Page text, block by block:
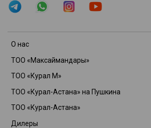
О нас
ТОО «Максаймандары»
ТОО «Курал М»
ТОО «Курал-Астана» на Пушкина
ТОО «Курал-Астана»
Дилеры